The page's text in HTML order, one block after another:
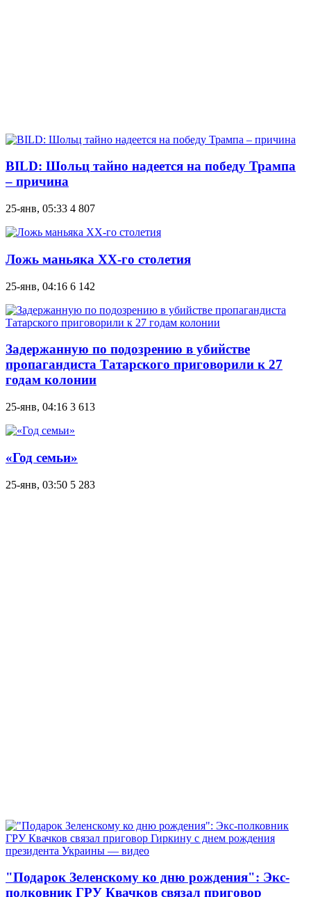
BILD: Шольц тайно надеется на победу Трампа
– причина
25-янв, 05:33 4 807
Ложь маньяка XX-го столетия
25-янв, 04:16 6 142
Задержанную по подозрению в убийстве
пропагандиста Татарского приговорили к 27
годам колонии
25-янв, 04:16 3 613
«Год семьи»
25-янв, 03:50 5 283
"Подарок Зеленскому ко дню рождения": Экс-
полковник ГРУ Квачков связал приговор